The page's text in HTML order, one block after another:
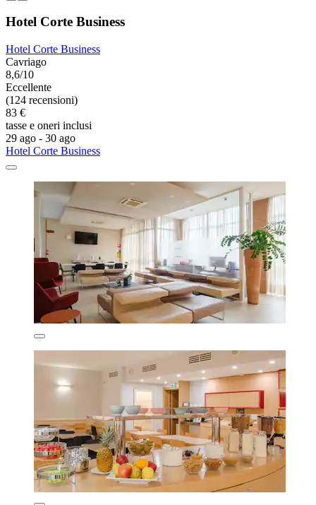
Hotel Corte Business
Hotel Corte Business
Cavriago
8,6/10
Eccellente
(124 recensioni)
83 €
tasse e oneri inclusi
29 ago - 30 ago
Hotel Corte Business